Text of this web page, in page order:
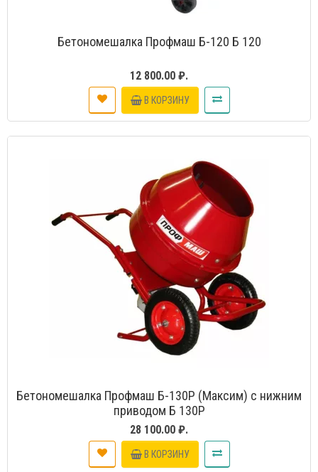
Бетономешалка Профмаш Б-120 Б 120
12 800.00 ₽.
В КОРЗИНУ
Бетономешалка Профмаш Б-130Р (Максим) с нижним
приводом Б 130Р
28 100.00 ₽.
В КОРЗИНУ